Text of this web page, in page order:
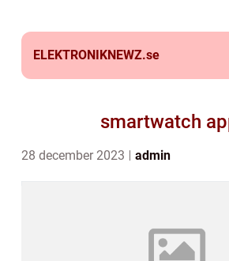
ELEKTRONIKNEWZ.se
smartwatch
28 december 2023 admin